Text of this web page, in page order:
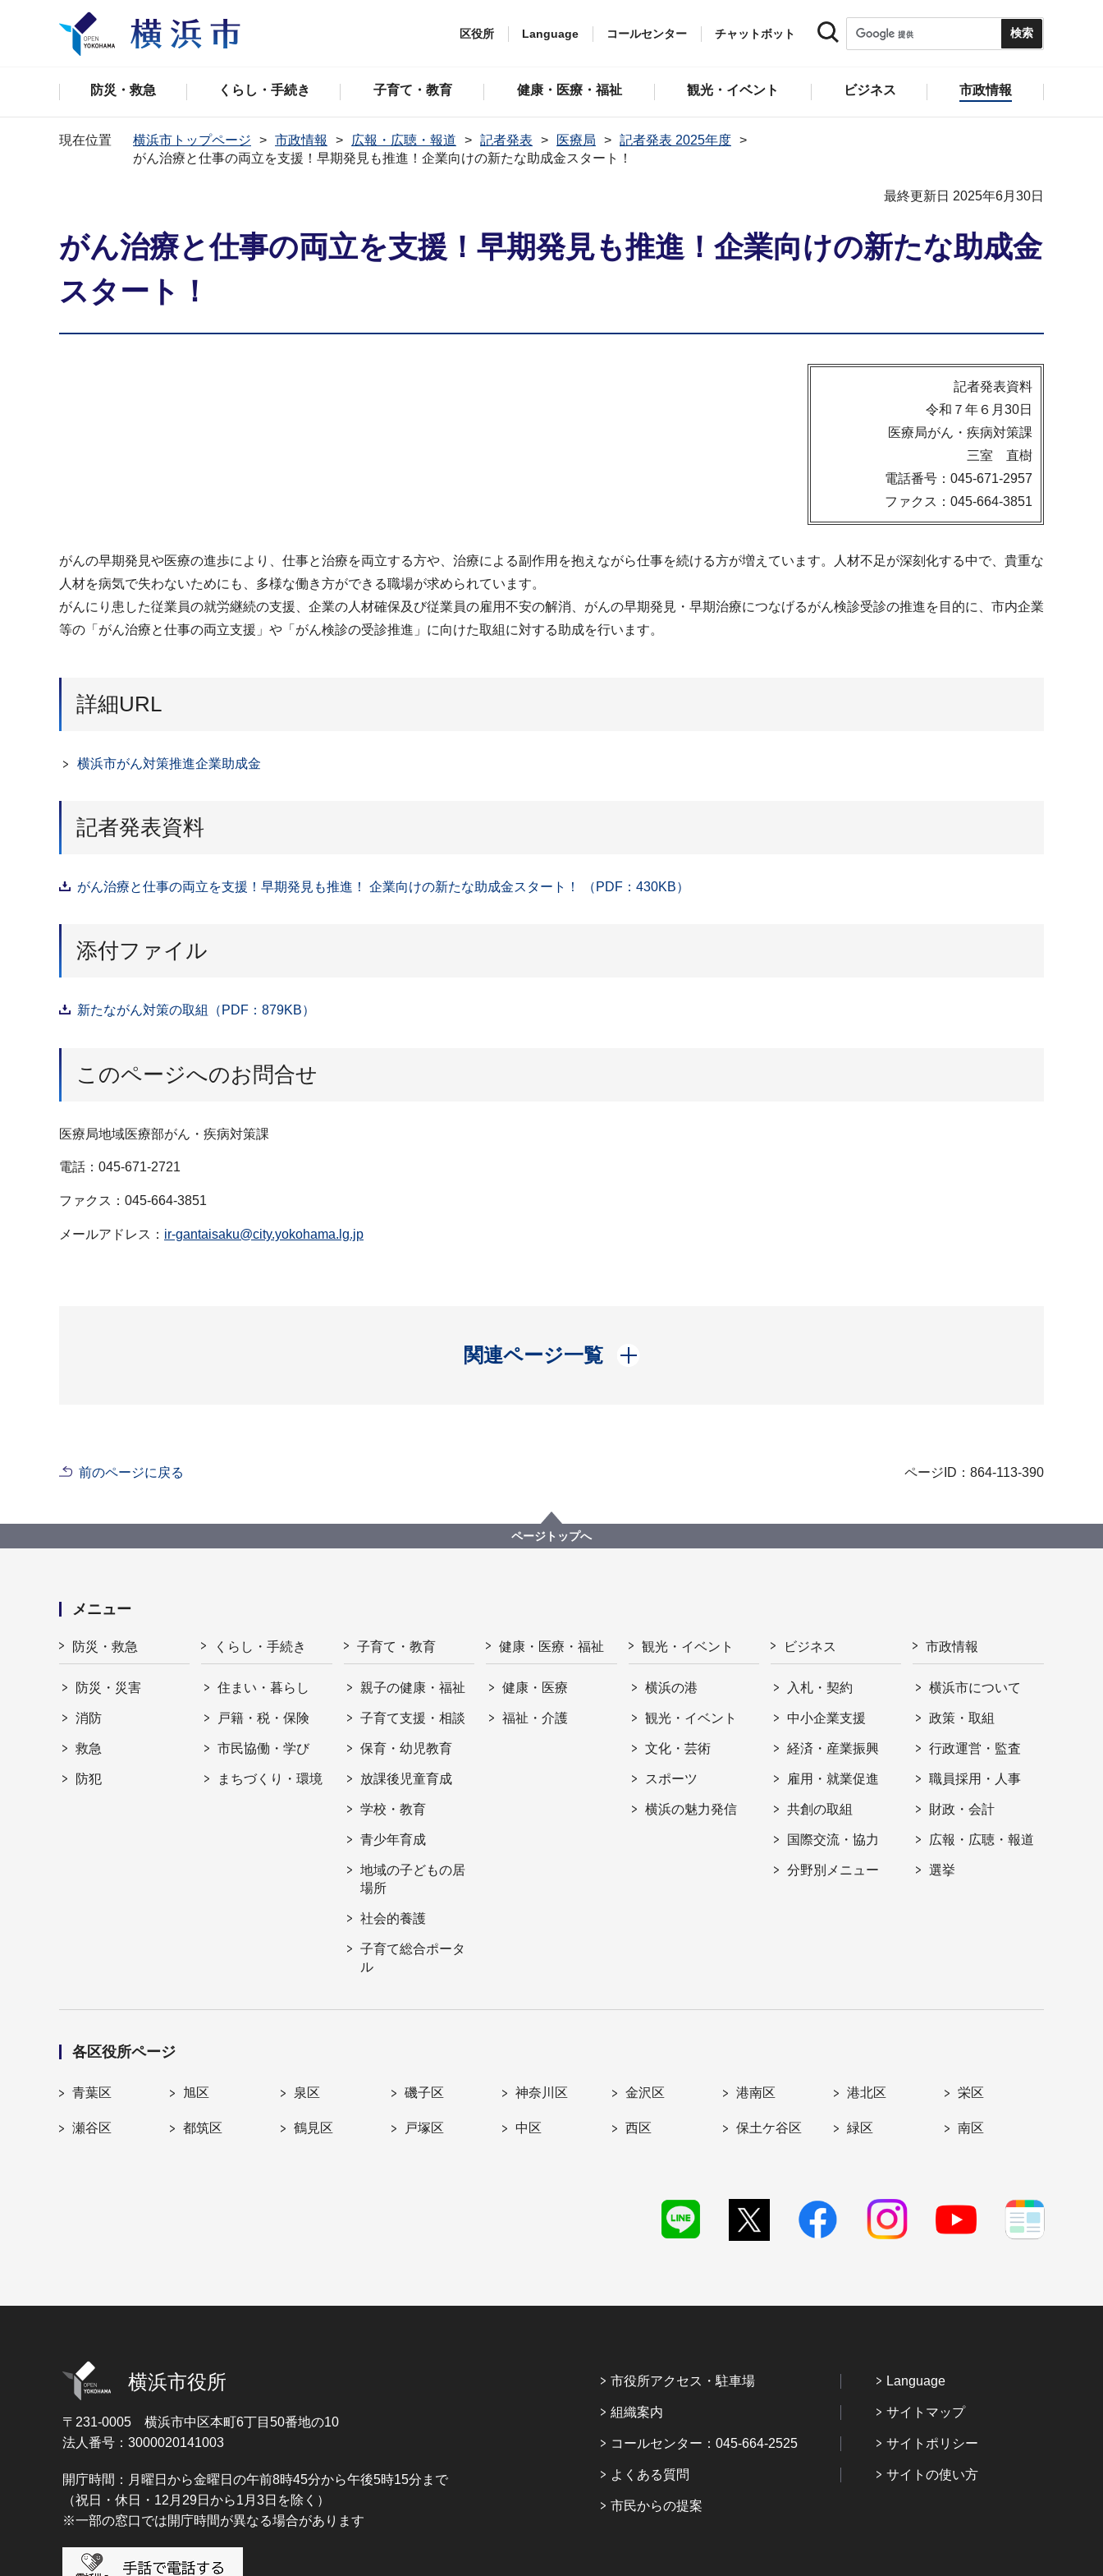
区役所 Language コールセンター チャットボット
防災・救急 くらし・手続き 子育て・教育 健康・医療・福祉 観光・イベント ビジネス 市政情報
現在位置 横浜市トップページ 市政情報 広報・広聴・報道 記者発表 医療局
記者発表 2025年度
がん治療と仕事の両立を支援！早期発見も推進！企業向けの新たな助成金スタート！
最終更新日 2025年6月30日
がん治療と仕事の両立を支援！早期発見も推進！企業向けの新たな助成金
スタート！
記者発表資料
令和７年６月30日
医療局がん・疾病対策課
三室 直樹
電話番号：045-671-2957
ファクス：045-664-3851
がんの早期発見や医療の進歩により、仕事と治療を両立する方や、治療による副作用を抱えながら仕事を続ける方が増えています。人材不足が深刻化する中で、貴重な
人材を病気で失わないためにも、多様な働き方ができる職場が求められています。
がんにり患した従業員の就労継続の支援、企業の人材確保及び従業員の雇用不安の解消、がんの早期発見・早期治療につなげるがん検診受診の推進を目的に、市内企業
等の「がん治療と仕事の両立支援」や「がん検診の受診推進」に向けた取組に対する助成を行います。
詳細URL
横浜市がん対策推進企業助成金
記者発表資料
がん治療と仕事の両立を支援！早期発見も推進！ 企業向けの新たな助成金スタート！ （PDF：430KB）
添付ファイル
新たながん対策の取組（PDF：879KB）
このページへのお問合せ
医療局地域医療部がん・疾病対策課
電話：045-671-2721
ファクス：045-664-3851
メールアドレス： ir-gantaisaku@city.yokohama.lg.jp
関連ページ一覧
開く
前のページに戻る ページID：864-113-390
ページトップへ
メニュー
防災・救急
防災・災害
消防
救急
防犯
くらし・手続き
住まい・暮らし
戸籍・税・保険
市民協働・学び
まちづくり・環境
子育て・教育
親子の健康・福祉
子育て支援・相談
保育・幼児教育
放課後児童育成
学校・教育
青少年育成
地域の子どもの居
場所
社会的養護
子育て総合ポータ
ル
健康・医療・福祉
健康・医療
福祉・介護
観光・イベント
横浜の港
観光・イベント
文化・芸術
スポーツ
横浜の魅力発信
ビジネス
入札・契約
中小企業支援
経済・産業振興
雇用・就業促進
共創の取組
国際交流・協力
分野別メニュー
市政情報
横浜市について
政策・取組
行政運営・監査
職員採用・人事
財政・会計
広報・広聴・報道
選挙
各区役所ページ
青葉区 旭区 泉区 磯子区 神奈川区 金沢区 港南区 港北区 栄区
瀬谷区 都筑区 鶴見区 戸塚区 中区 西区 保土ケ谷区 緑区 南区
横浜市役所
〒231-0005 横浜市中区本町6丁目50番地の10
法人番号：3000020141003
開庁時間：月曜日から金曜日の午前8時45分から午後5時15分まで
（祝日・休日・12月29日から1月3日を除く）
※一部の窓口では開庁時間が異なる場合があります
市役所アクセス・駐車場
組織案内
コールセンター：045-664-2525
よくある質問
市民からの提案
Language
サイトマップ
サイトポリシー
サイトの使い方